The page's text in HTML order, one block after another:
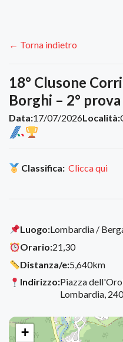
← Torna indietro
18° Clusone
Borghi – 2° prova
Data:17/07/2026Località:
Classifica: Clicca qui
Luogo:Lombardia /
Orario:21,30
Distanza/e:5,640km
Indirizzo:Piazza
Lombardia,
+